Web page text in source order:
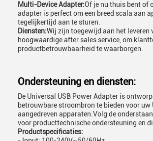
Multi-Device Adapter:Of je nu thuis bent of
adapter is perfect om een breed scala aan
tegelijkertijd aan te sturen.
Diensten:Wij zijn toegewijd aan het
hoogwaardige after sales service, om
productbetrouwbaarheid te waarborgen.
Ondersteuning en diensten:
De Universal USB Power Adapter is
betrouwbare stroombron te bieden voor uw
aangedreven apparaten.Volg de
voor producttechnische ondersteuning en
Productspecificaties: